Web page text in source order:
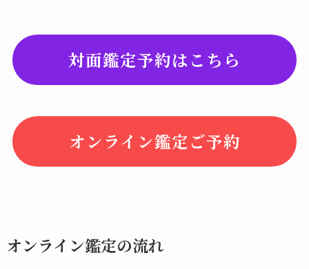
対面鑑定予約はこちら
オンライン鑑定ご予約
オンライン鑑定の流れ